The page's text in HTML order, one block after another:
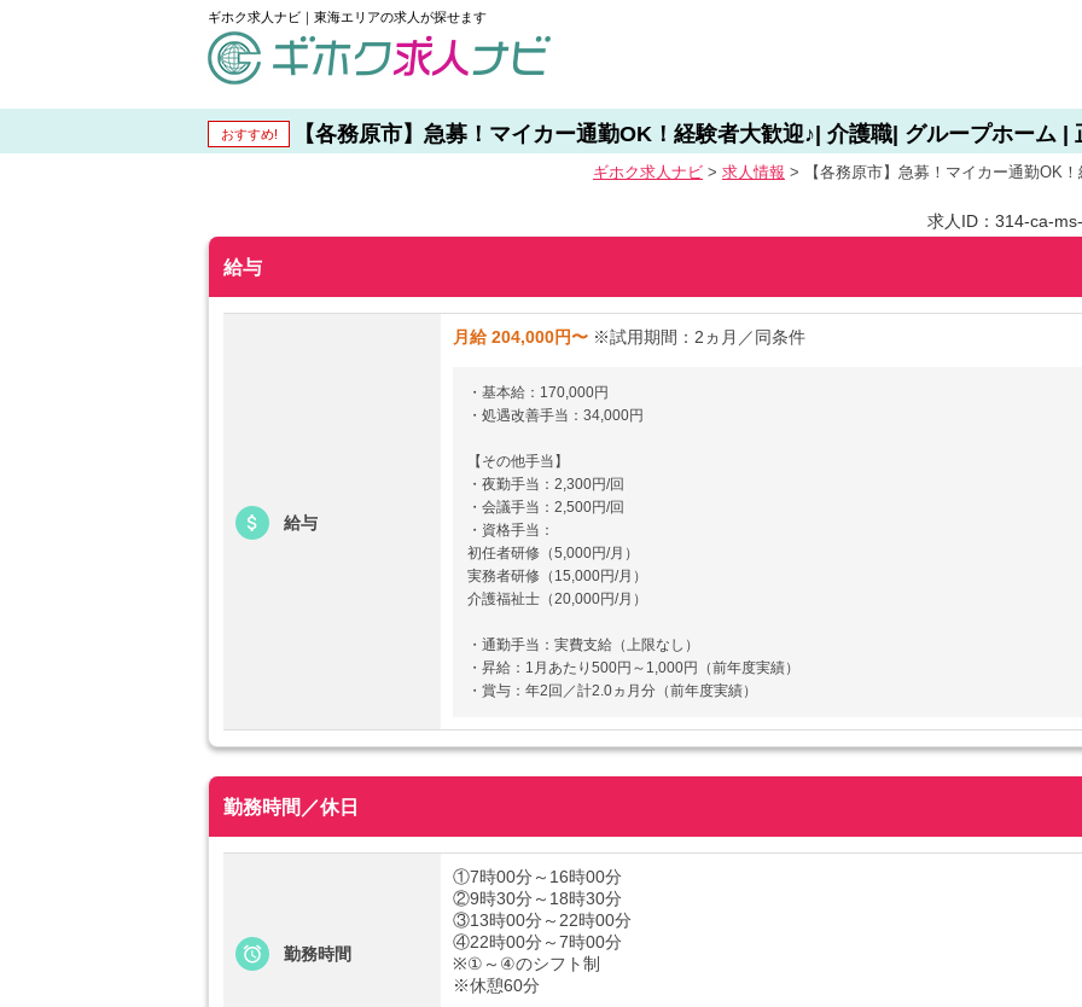
ギホク求人ナビ｜東海エリアの求人が探せます
おすすめ! 【各務原市】急募！マイカー通勤OK！経験者大歓迎♪| 介護職| グループホーム |
ギホク求⼈ナビ > 求人情報 > 【各務原市】急募！マイカー通勤OK
求人ID：314-ca-
給与
給与
月給 204,000円〜 ※試用期間：2ヵ月／同条件
・基本給：170,000円
・処遇改善手当：34,000円
【その他手当】
・夜勤手当：2,300円/回
・会議手当：2,500円/回
・資格手当：
初任者研修（5,000円/月）
実務者研修（15,000円/月）
介護福祉士（20,000円/月）
・通勤手当：実費支給（上限なし）
・昇給：1月あたり500円～1,000円（前年度実績）
・賞与：年2回／計2.0ヵ月分（前年度実績）
勤務時間／休日
勤務時間
①7時00分～16時00分
②9時30分～18時30分
③13時00分～22時00分
④22時00分～7時00分
※①～④のシフト制
※休憩60分